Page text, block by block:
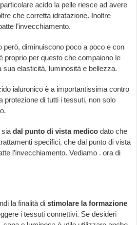
acido la pelle riesce ad avere
che corretta idratazione. Inoltre
l’invecchiamento.
però, diminuiscono poco a poco e con
proprio per questo che compaiono le
sua elasticità, luminosità e bellezza.
ialuronico è a importantissima contro
protezione di tutti i tessuti, non solo
siadal punto di vista medico dato che
specifici, che dal punto di vista
l’invecchiamento. Vediamo . ora di
la finalità distimolare la formazione
i tessuti connettivi. Se desideri